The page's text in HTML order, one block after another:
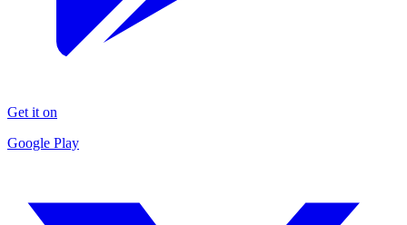
Get it on
Google Play